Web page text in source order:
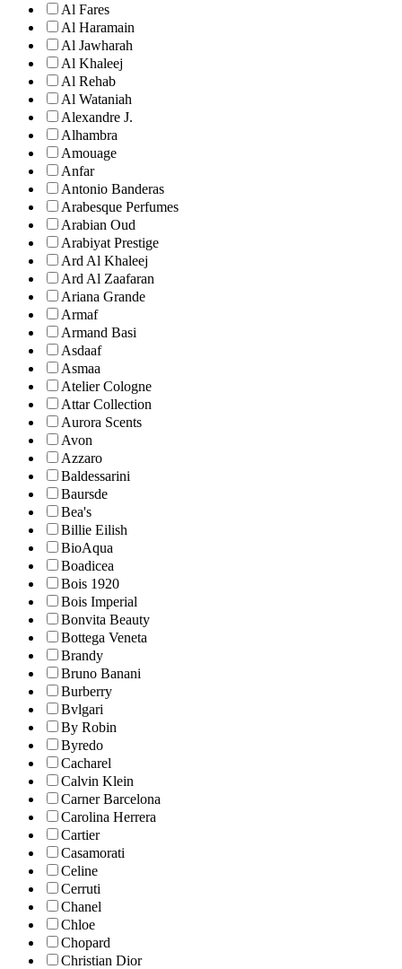
Al Fares
Al Haramain
Al Jawharah
Al Khaleej
Al Rehab
Al Wataniah
Alexandre J.
Alhambra
Amouage
Anfar
Antonio Banderas
Arabesque Perfumes
Arabian Oud
Arabiyat Prestige
Ard Al Khaleej
Ard Al Zaafaran
Ariana Grande
Armaf
Armand Basi
Asdaaf
Asmaa
Atelier Cologne
Attar Collection
Aurora Scents
Avon
Azzaro
Baldessarini
Baursde
Bea's
Billie Eilish
BioAqua
Boadicea
Bois 1920
Bois Imperial
Bonvita Beauty
Bottega Veneta
Brandy
Bruno Banani
Burberry
Bvlgari
By Robin
Byredo
Cacharel
Calvin Klein
Carner Barcelona
Carolina Herrera
Cartier
Casamorati
Celine
Cerruti
Chanel
Chloe
Chopard
Christian Dior